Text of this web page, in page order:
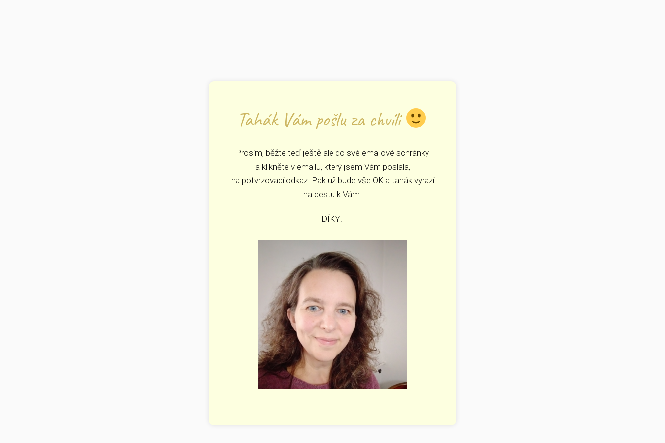
Tahák Vám pošlu za chvíli
Prosím, běžte teď ještě ale do své emailové schránky
a klikněte v emailu, který jsem Vám poslala,
na potvrzovací odkaz. Pak už bude vše OK a tahák vyrazí
na cestu k Vám.
DÍKY!